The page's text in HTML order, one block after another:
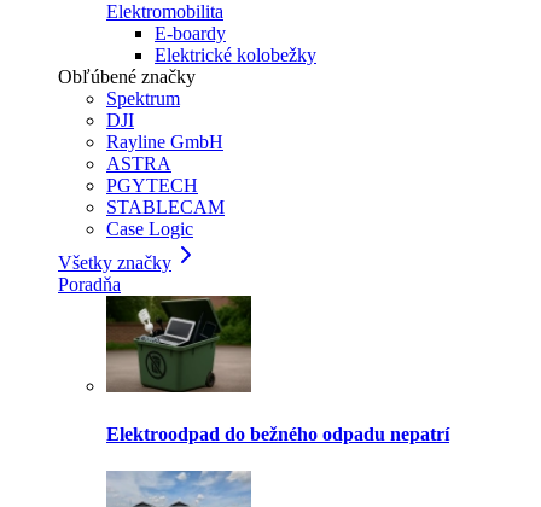
Elektromobilita
E-boardy
Elektrické kolobežky
Obľúbené značky
Spektrum
DJI
Rayline GmbH
ASTRA
PGYTECH
STABLECAM
Case Logic
Všetky značky
Poradňa
Elektroodpad do bežného odpadu nepatrí